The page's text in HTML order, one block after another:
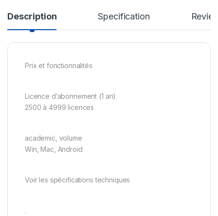
Description Specification
Prix et fonctionnalités
Licence d’abonnement (1 an)
2500 à 4999 licences
academic, volume
Win, Mac, Android
Voir les spécifications techniques
.